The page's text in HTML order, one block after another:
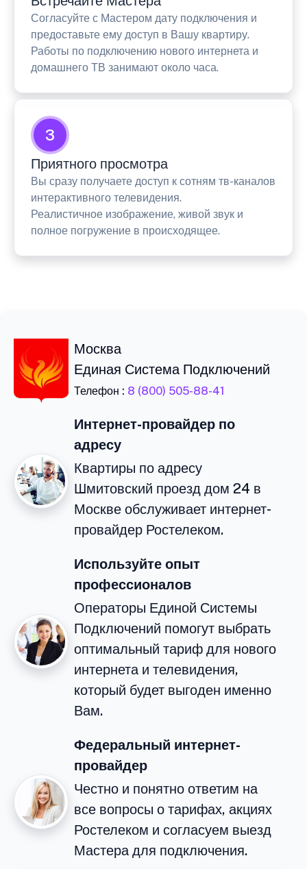
Согласуйте с Мастером дату подключения и
предоставьте ему доступ в Вашу квартиру.
Работы по подключению нового интернета и
домашнего ТВ занимают около часа.
3
Приятного просмотра
Вы сразу получаете доступ к сотням тв-каналов
интерактивного телевидения.
Реалистичное изображение, живой звук и
полное погружение в происходящее.
Москва
Единая Система Подключений
Телефон : 8 (800) 505-88-41
Интернет-провайдер по
адресу
Квартиры по адресу
Шмитовский проезд дом 24 в
Москве обслуживает интернет-
провайдер Ростелеком.
Используйте опыт
профессионалов
Операторы Единой Системы
Подключений помогут выбрать
оптимальный тариф для нового
интернета и телевидения,
который будет выгоден именно
Вам.
Федеральный интернет-
провайдер
Честно и понятно ответим на
все вопросы о тарифах, акциях
Ростелеком и согласуем выезд
Мастера для подключения.